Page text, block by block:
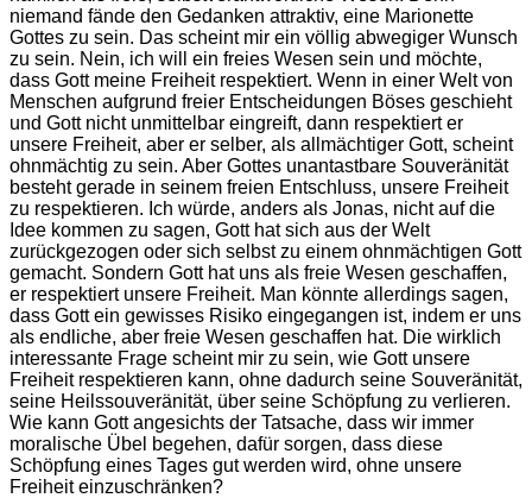
niemand fände den Gedanken attraktiv, eine Marionette
Gottes zu sein. Das scheint mir ein völlig abwegiger Wunsch
zu sein. Nein, ich will ein freies Wesen sein und möchte,
dass Gott meine Freiheit respektiert. Wenn in einer Welt von
Menschen aufgrund freier Entscheidungen Böses geschieht
und Gott nicht unmittelbar eingreift, dann respektiert er
unsere Freiheit, aber er selber, als allmächtiger Gott, scheint
ohnmächtig zu sein. Aber Gottes unantastbare Souveränität
besteht gerade in seinem freien Entschluss, unsere Freiheit
zu respektieren. Ich würde, anders als Jonas, nicht auf die
Idee kommen zu sagen, Gott hat sich aus der Welt
zurückgezogen oder sich selbst zu einem ohnmächtigen Gott
gemacht. Sondern Gott hat uns als freie Wesen geschaffen,
er respektiert unsere Freiheit. Man könnte allerdings sagen,
dass Gott ein gewisses Risiko eingegangen ist, indem er uns
als endliche, aber freie Wesen geschaffen hat. Die wirklich
interessante Frage scheint mir zu sein, wie Gott unsere
Freiheit respektieren kann, ohne dadurch seine Souveränität,
seine Heilssouveränität, über seine Schöpfung zu verlieren.
Wie kann Gott angesichts der Tatsache, dass wir immer
moralische Übel begehen, dafür sorgen, dass diese
Schöpfung eines Tages gut werden wird, ohne unsere
Freiheit einzuschränken?